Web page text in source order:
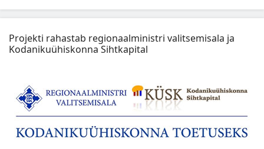
Projekti rahastab regionaalministri valitsemisala ja
Kodanikuühiskonna Sihtkapital